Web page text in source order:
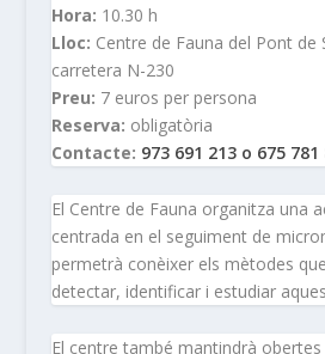
Hora: 10.30 h
Lloc: Centre de Fauna del Pont de
carretera N-230
Preu: 7 euros per persona
Reserva: obligatòria
Contacte: 973 691 213 o 675 781
El Centre de Fauna organitza una
centrada en el seguiment de
permetrà conèixer els mètodes
detectar, identificar i estudiar
El centre també mantindrà